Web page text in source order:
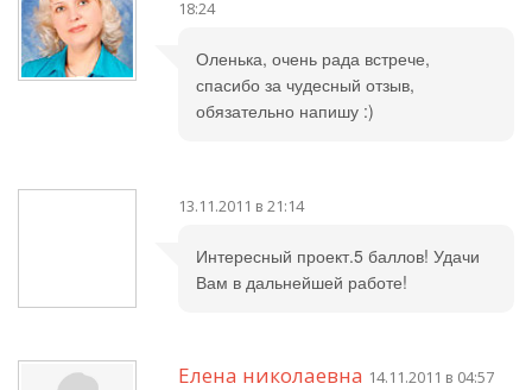
18:24
Оленька, очень рада встрече,
спасибо за чудесный отзыв,
обязательно напишу :)
13.11.2011 в 21:14
Интересный проект.5 баллов! Удачи
Вам в дальнейшей работе!
Елена николаевна 14.11.2011 в 04:57